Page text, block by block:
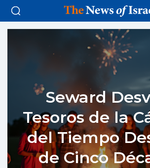
Seward
Tesoros de la
del Tiempo
de Cinco